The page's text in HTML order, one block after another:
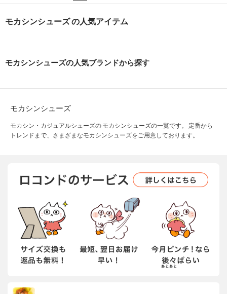
モカシンシューズ の人気アイテム
モカシンシューズの人気ブランドから探す
モカシンシューズ
モカシン・カジュアルシューズの モカシンシューズの一覧です。 定番から
トレンドまで、さまざまなモカシンシューズをご用意しております。